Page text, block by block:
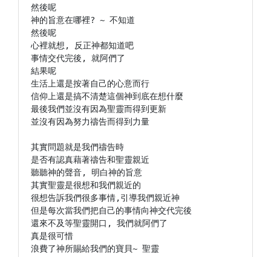
然後呢
神的旨意在哪裡? ~ 不知道
然後呢
心裡就想, 反正神都知道吧
事情交代完後, 就阿們了
結果呢
生活上還是按著自己的心意而行
信仰上還是搞不清楚這個神到底在想什麼
最後我們並沒有因為聖靈而得到更新
並沒有因為努力禱告而得到力量
其實問題就是我們禱告時
是否有認真藉著禱告和聖靈親近
聽聽神的聲音, 明白神的旨意
其實聖靈是很想和我們親近的
很想告訴我們很多事情,引導我們親近神
但是每次當我們把自己的事情向神交代完後
還來不及等聖靈開口, 我們就阿們了
真是很可惜
浪費了神所賜給我們的寶貝~ 聖靈